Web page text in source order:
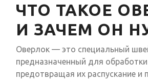
ЧТО ТАКОЕ
И ЗАЧЕМ ОН
Оверлок — это специальный
предназначенный для обработки
предотвращая их распускание и